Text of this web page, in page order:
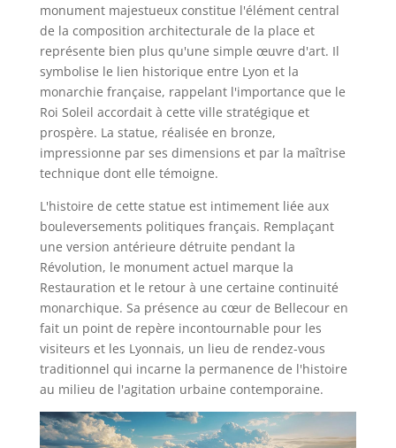
monument majestueux constitue l'élément central
de la composition architecturale de la place et
représente bien plus qu'une simple œuvre d'art. Il
symbolise le lien historique entre Lyon et la
monarchie française, rappelant l'importance que le
Roi Soleil accordait à cette ville stratégique et
prospère. La statue, réalisée en bronze,
impressionne par ses dimensions et par la maîtrise
technique dont elle témoigne.
L'histoire de cette statue est intimement liée aux
bouleversements politiques français. Remplaçant
une version antérieure détruite pendant la
Révolution, le monument actuel marque la
Restauration et le retour à une certaine continuité
monarchique. Sa présence au cœur de Bellecour en
fait un point de repère incontournable pour les
visiteurs et les Lyonnais, un lieu de rendez-vous
traditionnel qui incarne la permanence de l'histoire
au milieu de l'agitation urbaine contemporaine.